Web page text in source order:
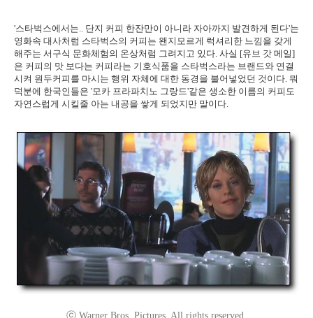
'스타벅스에서는.. 단지 커피 한잔만이 아니라 자아까지 발견하게 된다'는
영화속 대사처럼 스타벅스의 커피는 왠지모르게 럭셔리한 느낌을 갖게
해주는 서구식 문화체험의 온상처럼 그려지고 있다. 사실 [유브 갓 메일]
은 커피의 맛 보다는 커피라는 기호식품을 스타벅스라는 브랜드와 연결
시켜 원두커피를 마시는 행위 자체에 대한 동경을 불어넣었던 것이다. 뭐
덕분에 한국인들은 '모카 프라파치노 그랑드'같은 생소한 이름의 커피도
자연스럽게 시킬줄 아는 내공을 쌓게 되었지만 말이다.
ⓒ Warner Bros. Pictures. All rights reserved.